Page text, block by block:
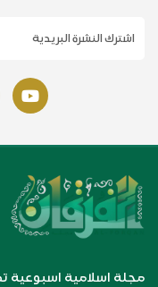
مجلة اسلامية اسبوعية